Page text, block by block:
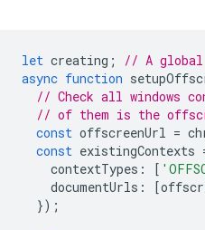
let creating ;
// A global
async function
// Check all windows
// of them is the
const offscreenUrl =
const existingContexts
contextTypes : [
documentUrls : [
});